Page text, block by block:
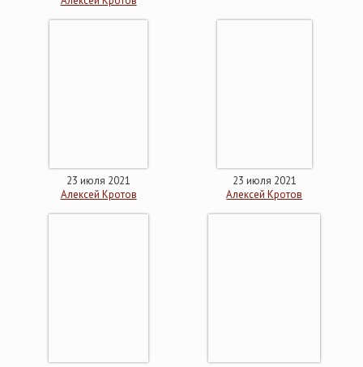
23 июля 2021
Алексей Кротов
23 июля 2021
Алексей Кротов